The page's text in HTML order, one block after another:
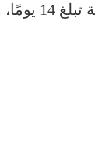
الآتي: